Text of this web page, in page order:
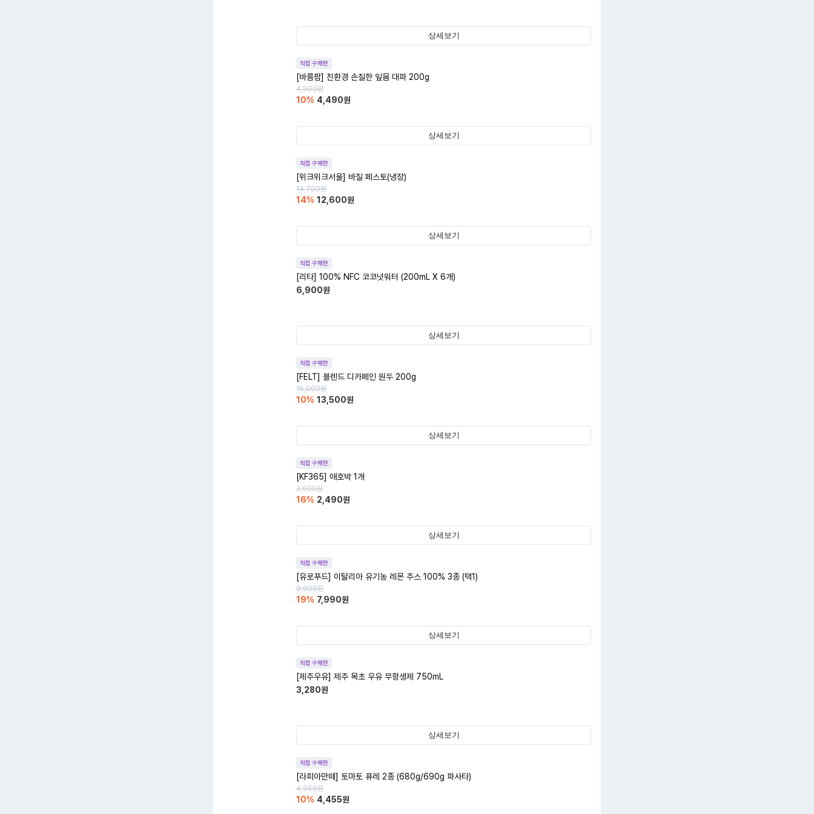
상세보기
직접 구매한
[바름팜] 친환경 손질한 잎몸 대파 200g
4,990원
10% 4,490원
상세보기
직접 구매한
[위크위크서울] 바질 페스토(냉장)
14,700원
14% 12,600원
상세보기
직접 구매한
[리타] 100% NFC 코코넛워터 (200mL X 6개)
6,900원
상세보기
직접 구매한
[FELT] 블렌드 디카페인 원두 200g
15,000원
10% 13,500원
상세보기
직접 구매한
[KF365] 애호박 1개
2,990원
16% 2,490원
상세보기
직접 구매한
[유로푸드] 이탈리아 유기농 레몬 주스 100% 3종 (택1)
9,900원
19% 7,990원
상세보기
직접 구매한
[제주우유] 제주 목초 우유 무항생제 750mL
3,280원
상세보기
직접 구매한
[라피아만떼] 토마토 퓨레 2종 (680g/690g 파사타)
4,950원
10% 4,455원